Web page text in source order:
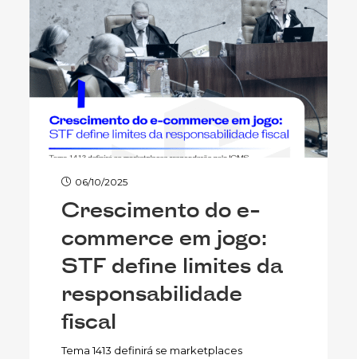
06/10/2025
Crescimento do e-
commerce em jogo:
STF define limites da
responsabilidade
fiscal
Tema 1413 definirá se marketplaces